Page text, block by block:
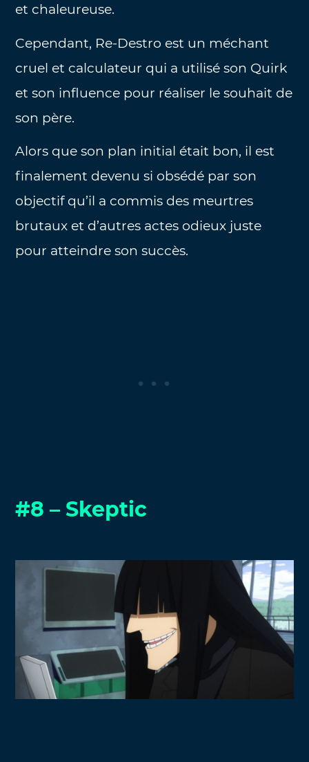
et chaleureuse.
Cependant, Re-Destro est un méchant
cruel et calculateur qui a utilisé son Quirk
et son influence pour réaliser le souhait de
son père.
Alors que son plan initial était bon, il est
finalement devenu si obsédé par son
objectif qu’il a commis des meurtres
brutaux et d’autres actes odieux juste
pour atteindre son succès.
#8 – Skeptic